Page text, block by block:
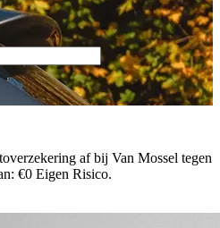
af bij Van Mossel tegen
€0 Eigen Risico.